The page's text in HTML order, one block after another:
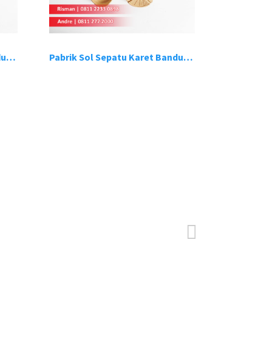
Pabrik Sol Sepatu Karet Bandung 19 Pabrik Sol Sepatu Karet Bandung 20